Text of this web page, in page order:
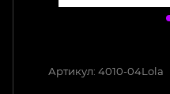
Артикул: 4010-04Lola